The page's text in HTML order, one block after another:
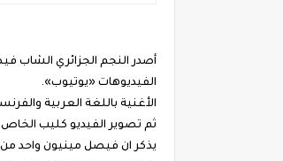
أصدر النجم الجزائري الشاب
الفيديوهات «يوتيوب».
الأغنية باللغة العربية
ثم تصوير الفيديو كليب
يذكر ان فيصل مينيون واحد